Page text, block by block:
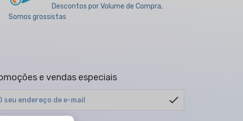
Descontos por Volume de Compra,
Somos grossistas
e vendas especiais
check